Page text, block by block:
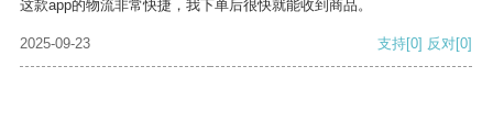
这款app的物流非常快捷，我下单后很快就能收到商品。
2025-09-23 支持[0] 反对[0]